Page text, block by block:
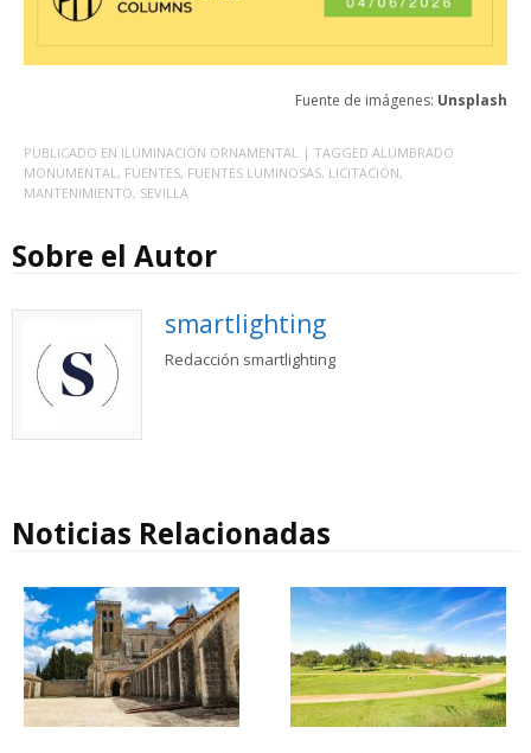
Fuente de imágenes: Unsplash
PUBLICADO EN ILUMINACIÓN ORNAMENTAL | TAGGED ALUMBRADO
MONUMENTAL , FUENTES, FUENTES LUMINOSAS, LICITACIÓN,
MANTENIMIENTO, SEVILLA
Sobre el Autor
smartlighting
Redacción smartlighting
Noticias Relacionadas